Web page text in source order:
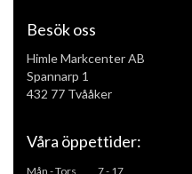
Besök oss
Himle Markcenter AB
Spannarp 1
432 77 Tvååker
Våra öppettider:
Mån - Tors
7 - 17